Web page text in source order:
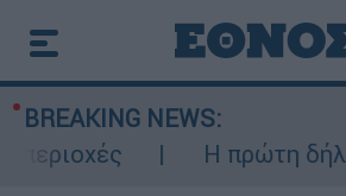
BREAKING NEWS:
Η πρώτη δήλωση